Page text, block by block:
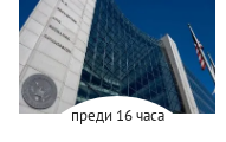
преди 16 часа